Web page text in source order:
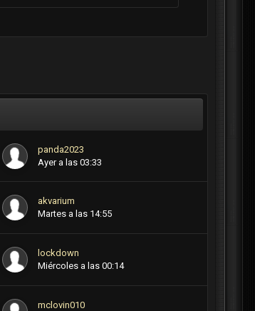
panda2023
Ayer a las 03:33
akvarium
Martes a las 14:55
lockdown
Miércoles a las 00:14
mclovin010